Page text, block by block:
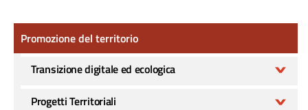
Promozione del territorio
Promozione del territorio
Transizione digitale ed ecologica
Progetti Territoriali